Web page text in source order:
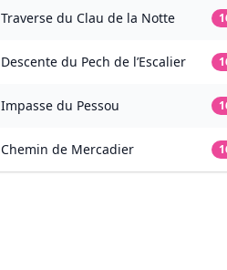
Traverse du Clau de la Notte
Descente du Pech de l’Escalier
Impasse du Pessou
Chemin de Mercadier